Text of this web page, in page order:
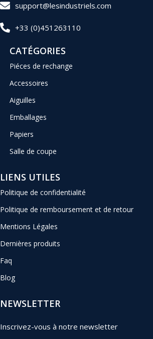
support@lesindustriels.com
+33 (0)451263110
CATÉGORIES
Piéces de rechange
Accessoires
Aiguilles
Emballages
Papiers
Salle de coupe
LIENS UTILES
Politique de confidentialité
Politique de remboursement et de retour
Mentions Légales
Dernières produits
Faq
Blog
NEWSLETTER
Inscrivez-vous à notre newsletter